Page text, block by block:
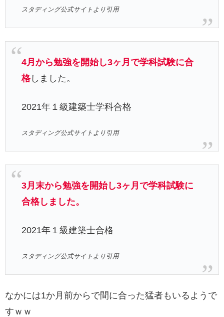
スタディング公式サイトより引用
4月から勉強を開始し3ヶ月で学科試験に合
格しました。
2021年１級建築士学科合格
スタディング公式サイトより引用
3月末から勉強を開始し3ヶ月で学科試験に
合格しました。
2021年１級建築士合格
スタディング公式サイトより引用
なかには1か月前からで間に合った猛者もいるようで
すｗｗ